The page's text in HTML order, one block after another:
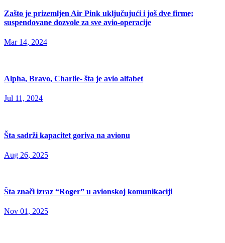
Zašto je prizemljen Air Pink uključujući i još dve firme;
suspendovane dozvole za sve avio-operacije
Mar 14, 2024
Alpha, Bravo, Charlie- šta je avio alfabet
Jul 11, 2024
Šta sadrži kapacitet goriva na avionu
Aug 26, 2025
Šta znači izraz “Roger” u avionskoj komunikaciji
Nov 01, 2025